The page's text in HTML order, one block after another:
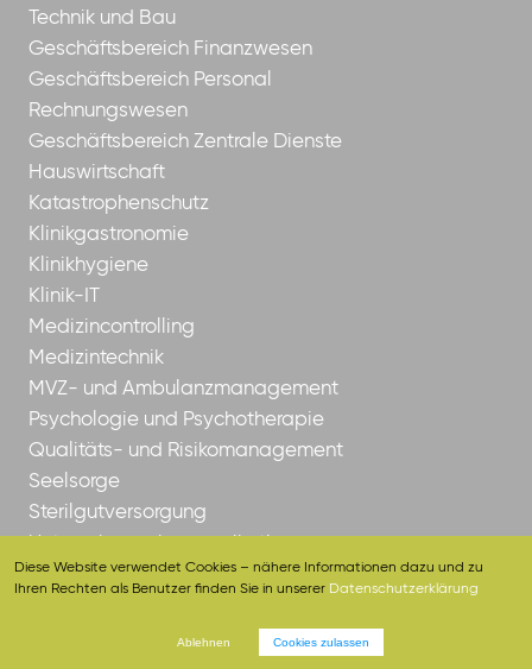
Technik und Bau
Geschäftsbereich Finanzwesen
Geschäftsbereich Personal
Rechnungswesen
Geschäftsbereich Zentrale Dienste
Hauswirtschaft
Katastrophenschutz
Klinikgastronomie
Klinikhygiene
Klinik-IT
Medizincontrolling
Medizintechnik
MVZ- und Ambulanzmanagement
Psychologie und Psychotherapie
Qualitäts- und Risikomanagement
Seelsorge
Sterilgutversorgung
Diese Website verwendet Cookies – nähere Informationen dazu und zu
Ihren Rechten als Benutzer finden Sie in unserer Datenschutzerklärung
Ablehnen Cookies zulassen